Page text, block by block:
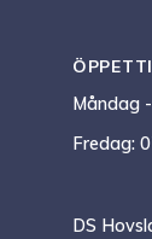
Måndag
Fredag:
DS